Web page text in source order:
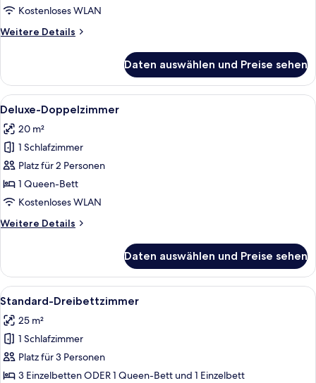
Kostenloses WLAN
Weitere Details
Weitere
Doppelzimmer
Daten auswählen und Preise sehen
Alle
Fotos
für
Deluxe-
Doppelzimmer
anzeigen
Ein Hotelzimmer mit einem Bett,
8
Deluxe-Doppelzimmer
20 m²
1 Schlafzimmer
Platz für 2 Personen
1 Queen-Bett
Kostenloses WLAN
Weitere Details
Weitere
Doppelzimmer
Daten auswählen und Preise sehen
Alle
Fotos
für
Standard-
Dreibettzimmer
anzeigen
Ein Hotelzimmer mit einem großen
5
Standard-Dreibettzimmer
25 m²
1 Schlafzimmer
Platz für 3 Personen
3 Einzelbetten ODER 1 Queen-Bett und 1 Einzelbett